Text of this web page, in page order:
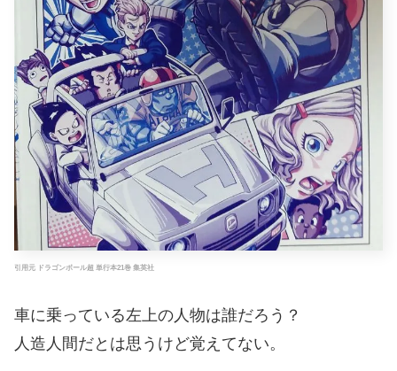
引用元 ドラゴンボール超 単行本21巻 集英社
車に乗っている左上の人物は誰だろう？
人造人間だとは思うけど覚えてない。